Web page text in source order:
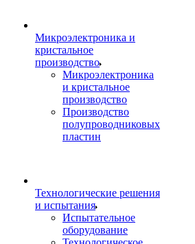
Микроэлектроника и
кристальное
производство
Микроэлектроника
и кристальное
производство
Производство
полупроводниковых
пластин
Технологические решения
и испытания
Испытательное
оборудование